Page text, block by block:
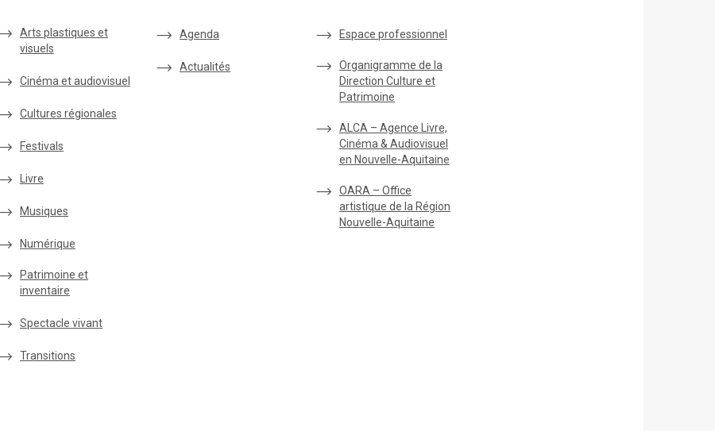
Arts plastiques et
visuels
Cinéma et audiovisuel
Cultures régionales
Festivals
Livre
Musiques
Numérique
Patrimoine et
inventaire
Spectacle vivant
Transitions
Agenda
Actualités
Espace professionnel
Organigramme de la
Direction Culture et
Patrimoine
ALCA – Agence Livre,
Cinéma & Audiovisuel
en Nouvelle-Aquitaine
OARA – Office
artistique de la Région
Nouvelle-Aquitaine